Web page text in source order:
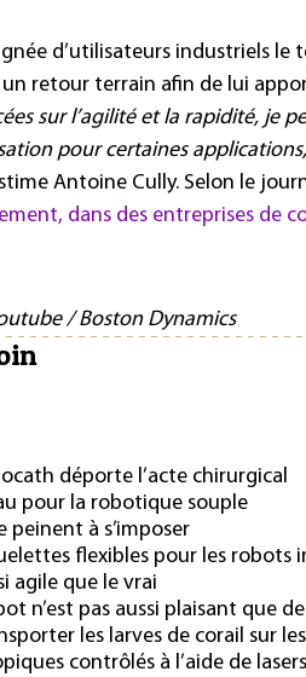
d’utilisateurs industriels le
un retour terrain afin de lui
sur l’agilité et la rapidité, je
pour certaines
Antoine Cully. Selon le
dans des entreprises de
/ Boston Dynamics
déporte l’acte chirurgical
pour la robotique souple
peinent à s’imposer
flexibles pour les robots
agile que le vrai
n’est pas aussi plaisant que
les larves de corail sur
contrôlés à l’aide de lasers